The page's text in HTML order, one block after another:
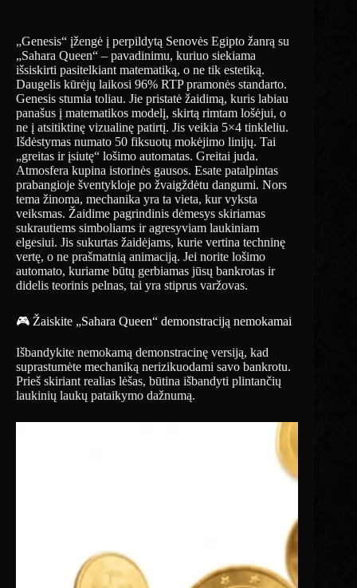
„Genesis“ įžengė į perpildytą Senovės Egipto žanrą su
„Sahara Queen“ – pavadinimu, kuriuo siekiama
išsiskirti pasitelkiant matematiką, o ne tik estetiką.
Daugelis kūrėjų laikosi 96% RTP pramonės standarto.
Genesis stumia toliau. Jie pristatė žaidimą, kuris labiau
panašus į matematikos modelį, skirtą rimtam lošėjui, o
ne į atsitiktinę vizualinę patirtį. Jis veikia 5×4 tinkleliu.
Išdėstymas numato 50 fiksuotų mokėjimo linijų. Tai
„greitas ir įsiutę“ lošimo automatas. Greitai juda.
Atmosfera kupina istorinės gausos. Esate patalpintas
prabangioje šventykloje po žvaigždėtu dangumi. Nors
tema žinoma, mechanika yra ta vieta, kur vyksta
veiksmas. Žaidime pagrindinis dėmesys skiriamas
sukrautiems simboliams ir agresyviam laukiniam
elgesiui. Jis sukurtas žaidėjams, kurie vertina techninę
vertę, o ne prašmatnią animaciją. Jei norite lošimo
automato, kuriame būtų gerbiamas jūsų bankrotas ir
didelis teorinis pelnas, tai yra stiprus varžovas.
🎮 Žaiskite „Sahara Queen“ demonstraciją nemokamai
Išbandykite nemokamą demonstracinę versiją, kad
suprastumėte mechaniką nerizikuodami savo bankrotu.
Prieš skiriant realias lėšas, būtina išbandyti plintančių
laukinių laukų pataikymo dažnumą.